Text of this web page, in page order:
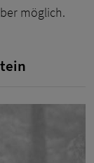
möglich.